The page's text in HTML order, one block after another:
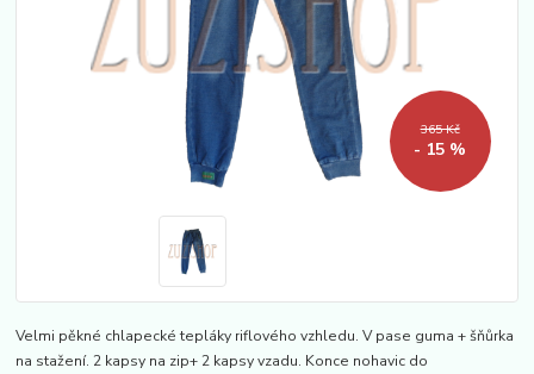
365 Kč
- 15 %
Velmi pěkné chlapecké tepláky riflového vzhledu. V pase guma + šňůrka
na stažení. 2 kapsy na zip+ 2 kapsy vzadu. Konce nohavic do